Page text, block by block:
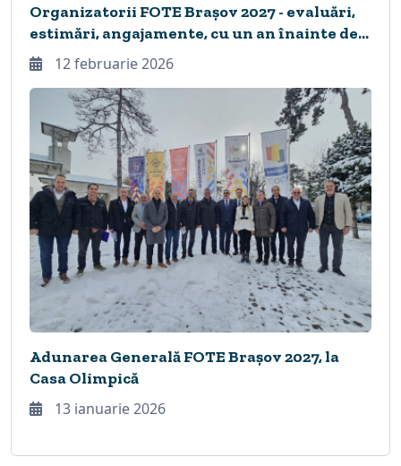
Organizatorii FOTE Brașov 2027 - evaluări,
estimări, angajamente, cu un an înainte de
startul competiției! Brași, Vivi și Cerbonzio -
mascotele Festivalului!
12 februarie 2026
Adunarea Generală FOTE Brașov 2027, la
Casa Olimpică
13 ianuarie 2026